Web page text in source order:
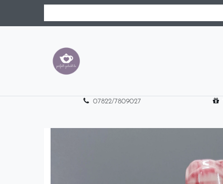
07822/7809027